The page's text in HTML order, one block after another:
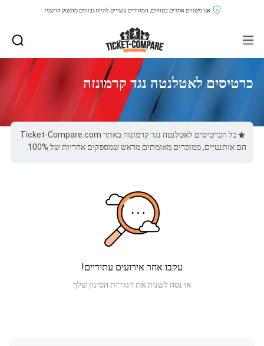
אנו משווים אתרים בטוחים, המחירים עשויים להיות גבוהים מהשוק הרשמי.
כרטיסים לאטלנטה נגד קרמונזה
כל הכרטיסים לאטלנטה נגד קרמונזה באתר Ticket-Compare.com
הם אותנטיים, ממוכרים מאומתים מראש שמספקים אחריות של 100%.
עקבו אחר אירועים עתידיים!
או נסה לשנות את הגדרות הסינון שלך